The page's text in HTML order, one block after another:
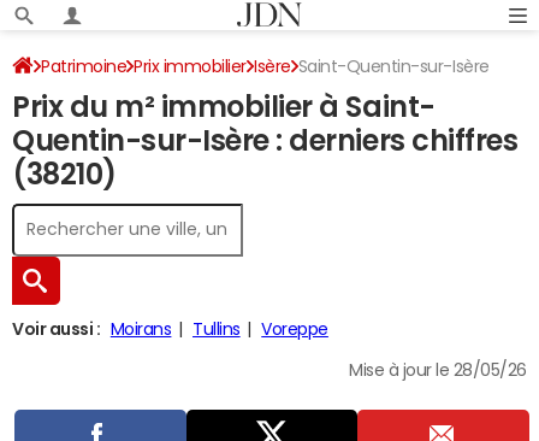
Patrimoine Prix immobilier Isère Saint-Quentin-sur-Isère
Prix du m² immobilier à Saint-
Quentin-sur-Isère : derniers chiffres
(38210)
Voir aussi : Moirans Tullins Voreppe
Mise à jour le 28/05/26